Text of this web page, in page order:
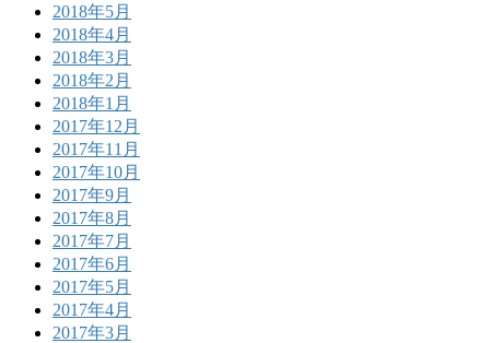
2018年5月
2018年4月
2018年3月
2018年2月
2018年1月
2017年12月
2017年11月
2017年10月
2017年9月
2017年8月
2017年7月
2017年6月
2017年5月
2017年4月
2017年3月